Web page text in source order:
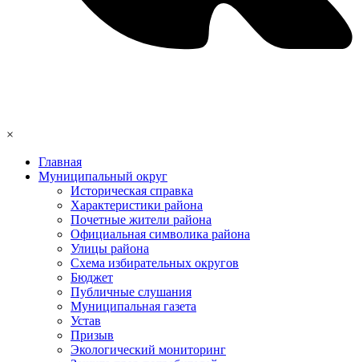
×
Главная
Муниципальный округ
Историческая справка
Характеристики района
Почетные жители района
Официальная символика района
Улицы района
Схема избирательных округов
Бюджет
Публичные слушания
Муниципальная газета
Устав
Призыв
Экологический мониторинг